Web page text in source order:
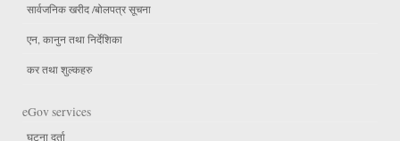
सार्वजनिक खरीद /बोलपत्र सूचना
एन, कानुन तथा निर्देशिका
कर तथा शुल्कहरु
eGov services
घटना दर्ता